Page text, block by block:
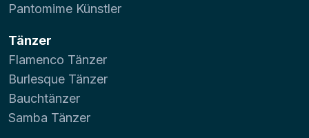
Pantomime Künstler
Tänzer
Flamenco Tänzer
Burlesque Tänzer
Bauchtänzer
Samba Tänzer